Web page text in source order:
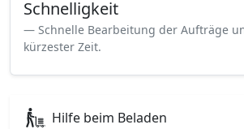
Schnelligkeit
Schnelle Bearbeitung der Aufträge
kürzester Zeit.
Hilfe beim Beladen